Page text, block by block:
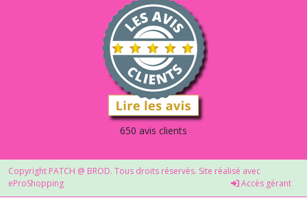
650 avis clients
Copyright PATCH @ BROD. Tous droits réservés. Site réalisé avec
eProShopping
Accès gérant